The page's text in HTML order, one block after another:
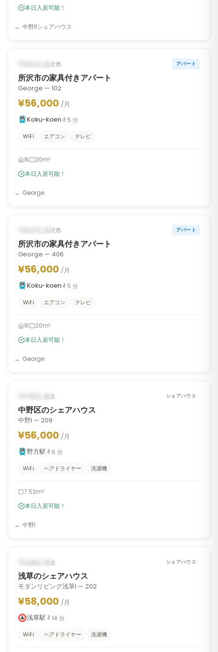
本日入居可能！
中野IIシェアハウス
入居可能
所沢市, 所沢市 アパート
所沢市の家具付きアパート
George — 102
¥56,000 /月
Koku-koen
5 分
WiFi エアコン テレビ
1K
20m²
本日入居可能！
George
入居可能
所沢市, 所沢市 アパート
所沢市の家具付きアパート
George — 406
¥56,000 /月
Koku-koen
5 分
WiFi エアコン テレビ
1K
20m²
本日入居可能！
George
入居可能
中野区, 東京 シェアハウス
中野区のシェアハウス
中野I — 209
¥56,000 /月
野方駅
6 分
WiFi ヘアドライヤー 洗濯機
7.52m²
本日入居可能！
中野I
入居可能
台東区, 東京 シェアハウス
浅草のシェアハウス
モダンリビング浅草I — 202
¥58,000 /月
浅草駅
14 分
WiFi ヘアドライヤー 洗濯機